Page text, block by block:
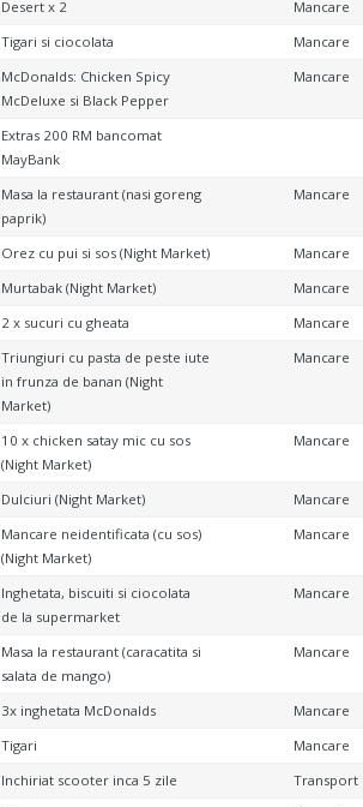
Desert x 2
Mancare
Tigari si ciocolata
Mancare
McDonalds: Chicken Spicy
McDeluxe si Black Pepper
Mancare
Extras 200 RM bancomat
MayBank
Masa la restaurant (nasi goreng
paprik)
Mancare
Orez cu pui si sos (Night Market)
Mancare
Murtabak (Night Market)
Mancare
2 x sucuri cu gheata
Mancare
Triungiuri cu pasta de peste iute
in frunza de banan (Night
Market)
Mancare
10 x chicken satay mic cu sos
(Night Market)
Mancare
Dulciuri (Night Market)
Mancare
Mancare neidentificata (cu sos)
(Night Market)
Mancare
Inghetata, biscuiti si ciocolata
de la supermarket
Mancare
Masa la restaurant (caracatita si
salata de mango)
Mancare
3x inghetata McDonalds
Mancare
Tigari
Mancare
Inchiriat scooter inca 5 zile
Transport